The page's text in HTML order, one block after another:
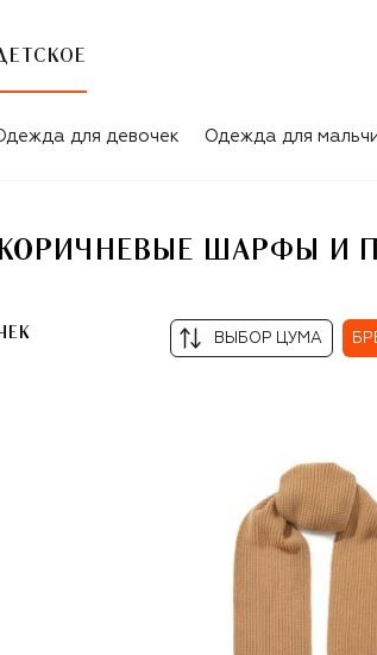
КОРИЧНЕВЫЕ ШАРФЫ И ПЛАТКИ ДЛЯ ДЕТЕЙ
для девочек Одежда для
КОРИЧНЕВЫЕ ШАРФЫ И
ВЫБОР ЦУМА